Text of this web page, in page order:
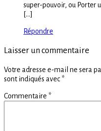
super-pouvoir, ou Porter
[…]
Répondre
Laisser un commentaire
Votre adresse e-mail ne sera
sont indiqués avec *
Commentaire *